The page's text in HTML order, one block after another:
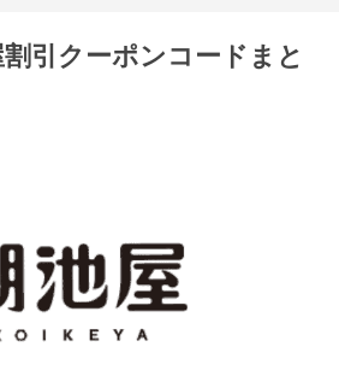
割引クーポンコードまと